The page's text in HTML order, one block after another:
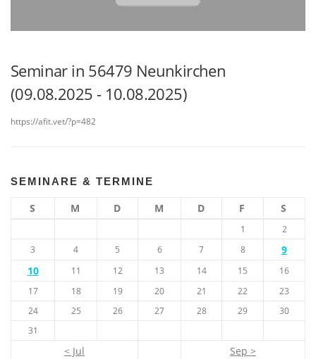
Seminar in 56479 Neunkirchen
(09.08.2025 - 10.08.2025)
https://afit.vet/?p=482
SEMINARE & TERMINE
S M D M D F S
1
2
3
4 5 6 7 8
9
10
11 12 13 14 15
16
17
18 19 20 21 22
23
24
25 26 27 28 29
30
31
< Jul Sep >